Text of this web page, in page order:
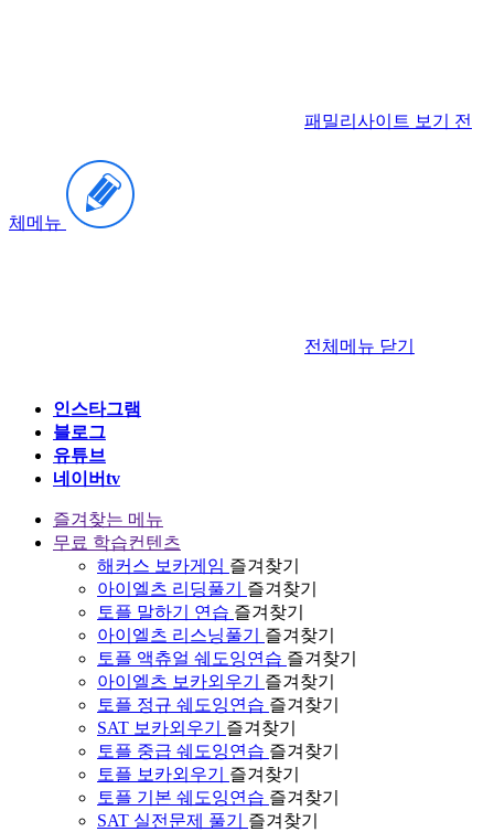
패밀리사이트 보기 전
체메뉴
전체메뉴 닫기
인스타그램
블로그
유튜브
네이버tv
즐겨찾는 메뉴
무료 학습컨텐츠
해커스 보카게임 즐겨찾기
아이엘츠 리딩풀기
즐겨찾기
토플 말하기 연습 즐겨찾기
아이엘츠 리스닝풀기
즐겨찾기
토플 액츄얼 쉐도잉연습 즐겨찾기
아이엘츠 보카외우기
즐겨찾기
토플 정규 쉐도잉연습 즐겨찾기
SAT 보카외우기
즐겨찾기
토플 중급 쉐도잉연습 즐겨찾기
토플 보카외우기
즐겨찾기
토플 기본 쉐도잉연습 즐겨찾기
SAT 실전문제 풀기
즐겨찾기